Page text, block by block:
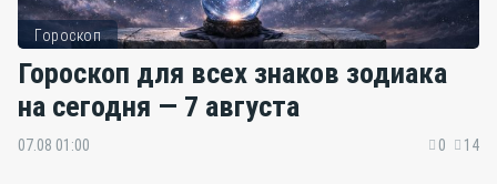
Гороскоп
Гороскоп для всех знаков зодиака
на сегодня — 7 августа
07.08 01:00 0 14